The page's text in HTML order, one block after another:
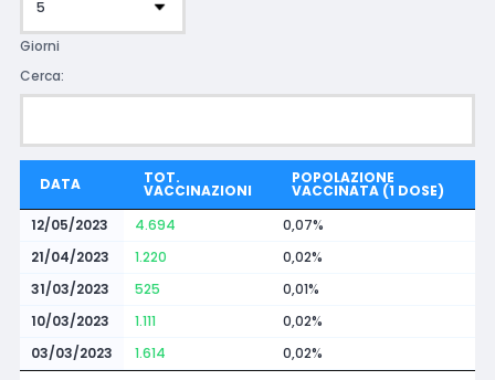
Giorni
Cerca:
DATA TOT.
VACCINAZIONI
POPOLAZIONE
VACCINATA (1 DOSE)
12/05/2023
4.694
0,07%
21/04/2023
1.220
0,02%
31/03/2023
525
0,01%
10/03/2023
1.111
0,02%
03/03/2023
1.614
0,02%